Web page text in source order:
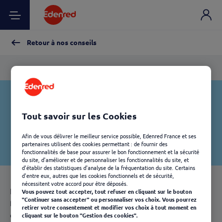
Retour à nos conseils
Les chèques cadeaux sont un excellent moyen de
fidéliser vos réseaux de distribution et vos clients. Nos
conseils pour optimiser votre investissement à coup sûr.
Tout savoir sur les Cookies
Afin de vous délivrer le meilleur service possible, Edenred France et ses
partenaires utilisent des cookies permettant : de fournir des
fonctionnalités de base pour assurer le bon fonctionnement et la sécurité
du site, d'améliorer et de personnaliser les fonctionnalités du site, et
d'établir des statistiques d'analyse de la fréquentation du site. Certains
d'entre eux, autres que les cookies fonctionnels et de sécurité,
nécessitent votre accord pour être déposés.
Vous pouvez tout accepter, tout refuser en cliquant sur le bouton
"Continuer sans accepter" ou personnaliser vos choix. Vous pourrez
retirer votre consentement et modifier vos choix à tout moment en
cliquant sur le bouton "Gestion des cookies".